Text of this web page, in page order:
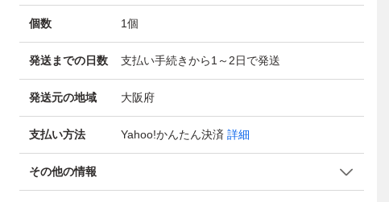
個数 1個
発送までの日数 支払い手続きから1～2日で発送
発送元の地域 大阪府
支払い方法 Yahoo!かんたん決済 詳細
その他の情報